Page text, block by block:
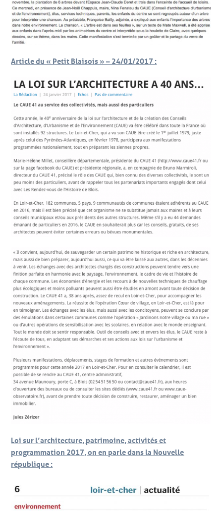
Article du « Petit Blaisois » – 24/01/2017 :
Loi sur l’architecture, patrimoine, activités et
programmation 2017, on en parle dans la Nouvelle
république :